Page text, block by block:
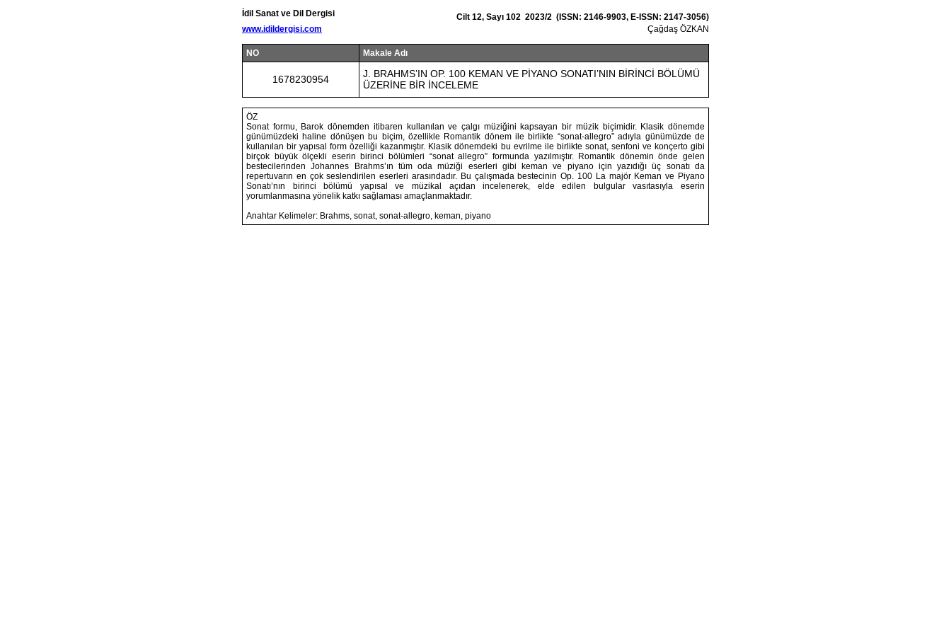
İdil Sanat ve Dil Dergisi
www.idildergisi.com
Cilt 12, Sayı 102 2023/2 (ISSN: 2146-9903, E-ISSN: 2147-3056)
Çağdaş ÖZKAN
NO Makale Adı
1678230954
J. BRAHMS’IN OP. 100 KEMAN VE PİYANO SONATI’NIN BİRİNCİ BÖLÜMÜ
ÜZERİNE BİR İNCELEME
ÖZ
Sonat formu, Barok dönemden itibaren kullanılan ve çalgı müziğini kapsayan bir müzik biçimidir. Klasik dönemde
günümüzdeki haline dönüşen bu biçim, özellikle Romantik dönem ile birlikte “sonat-allegro” adıyla günümüzde de
kullanılan bir yapısal form özelliği kazanmıştır. Klasik dönemdeki bu evrilme ile birlikte sonat, senfoni ve konçerto gibi
birçok büyük ölçekli eserin birinci bölümleri “sonat allegro” formunda yazılmıştır. Romantik dönemin önde gelen
bestecilerinden Johannes Brahms’ın tüm oda müziği eserleri gibi keman ve piyano için yazıdığı üç sonatı da
repertuvarın en çok seslendirilen eserleri arasındadır. Bu çalışmada bestecinin Op. 100 La majör Keman ve Piyano
Sonatı’nın birinci bölümü yapısal ve müzikal açıdan incelenerek, elde edilen bulgular vasıtasıyla eserin
yorumlanmasına yönelik katkı sağlaması amaçlanmaktadır.
Anahtar Kelimeler: Brahms, sonat, sonat-allegro, keman, piyano